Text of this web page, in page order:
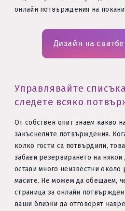
онлайн потвърждения на
Дизайн на
Управлявайте
следете всяко
От собствен опит знаем какво
закъснелите потвърждения.
колко гости са потвърдили,
забави резервирането на някои
остави много неизвестни около
масите. Не можем да обещаем,
страница за онлайн
ваши близки да отговорят